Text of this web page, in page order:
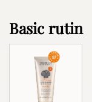
Basic rutin